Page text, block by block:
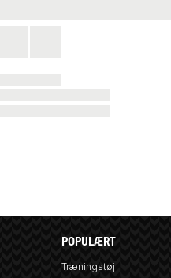
POPULÆRT
Træningstøj